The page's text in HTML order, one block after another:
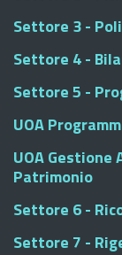
Settore 3 -
Settore 4 -
Settore 5 -
UOA
UOA Gestione
Patrimonio
Settore 6 -
Settore 7 -